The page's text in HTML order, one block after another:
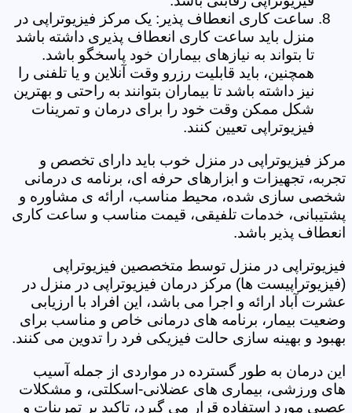
ساعت کاری انعطاف پذیر: یک مرکز فیزیوتراپی در
منزل باید ساعت کاری انعطاف پذیری داشته باشد
تا بتواند به نیازهای بیماران خود پاسخگو باشد.
همچنین، باید قابلیت رزرو وقت آنلاین و یا تلفنی را
نیز داشته باشد تا بیماران بتوانند به راحتی و بهترین
شکل ممکن وقت خود را برای درمان و تمرینات
فیزیوتراپی تعیین کنند.
مرکز فیزیوتراپی در منزل خوب باید دارای تخصص و
تجربه، تجهیزات و ابزارهای حرفه ای، برنامه ی درمانی
شخصی سازی شده، محیط مناسب، ارائه ی مشاوره و
پشتیبانی، خدمات تلفیقی، قیمت مناسب و ساعت کاری
انعطاف پذیر باشد.
فیزیوتراپی در منزل توسط متخصصین فیزیوتراپی
(فیزیوتراپیست ها) مرکز درمان فیزیوتراپی در منزل در
عشرت آباد ارائه و اجرا می باشد، این افراد با ارزیابی
وضعیت بیمار، برنامه های درمانی خاص و مناسب برای
بهبود و بهینه سازی حالت فیزیکی فرد را تدوین می کنند.
این درمان به طور گسترده در مواردی از جمله آسیب
های ورزشی، بیماری های عضلانی-اسکلتی، و مشکلات
عصبی مورد استفاده قرار می گیرد، تاکید بر تمرینات و